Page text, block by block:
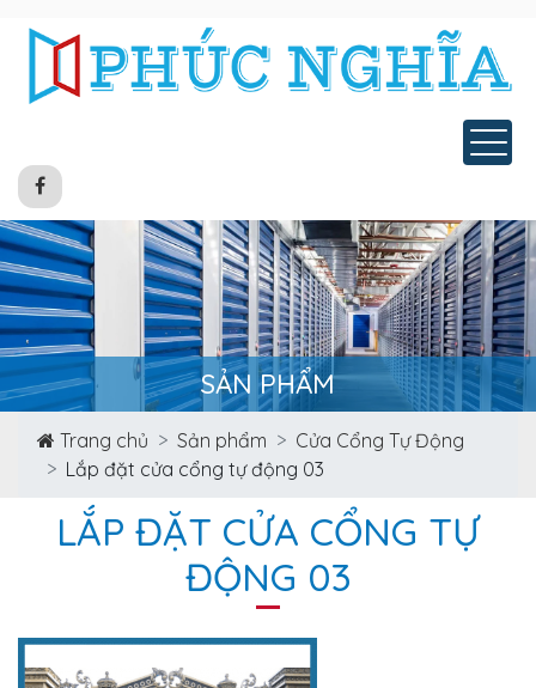
SẢN PHẨM
Trang chủ Sản phẩm
Cửa Cổng Tự Động
Lắp đặt cửa cổng tự động 03
LẮP ĐẶT CỬA CỔNG TỰ
ĐỘNG 03